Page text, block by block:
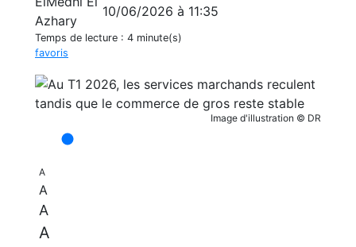
10/06/2026 à 11:35
Temps de lecture : 4 minute(s)
favoris
Image d'illustration © DR
A
A
A
A